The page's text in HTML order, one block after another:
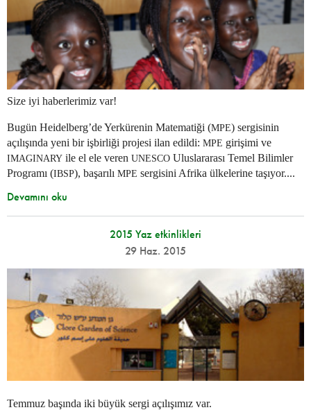
Size iyi haberlerimiz var!
Bugün Heidelberg’de Yerkürenin Matematiği (MPE) sergisinin
açılışında yeni bir işbirliği projesi ilan edildi: MPE girişimi ve
IMAGINARY ile el ele veren UNESCO Uluslararası Temel Bilimler
Programı (IBSP), başarılı MPE sergisini Afrika ülkelerine taşıyor....
Devamını oku
2015 Yaz etkinlikleri
29 Haz. 2015
Temmuz başında iki büyük sergi açılışımız var.